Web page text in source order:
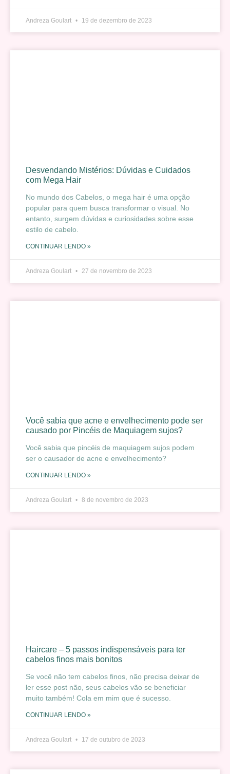
Andreza Goulart 19 de dezembro de 2023
Desvendando Mistérios: Dúvidas e Cuidados
com Mega Hair
No mundo dos Cabelos, o mega hair é uma opção
popular para quem busca transformar o visual. No
entanto, surgem dúvidas e curiosidades sobre esse
estilo de cabelo.
CONTINUAR LENDO »
Andreza Goulart 27 de novembro de 2023
Você sabia que acne e envelhecimento pode ser
causado por Pincéis de Maquiagem sujos?
Você sabia que pincéis de maquiagem sujos podem
ser o causador de acne e envelhecimento?
CONTINUAR LENDO »
Andreza Goulart 8 de novembro de 2023
Haircare – 5 passos indispensáveis para ter
cabelos finos mais bonitos
Se você não tem cabelos finos, não precisa deixar de
ler esse post não, seus cabelos vão se beneficiar
muito também! Cola em mim que é sucesso.
CONTINUAR LENDO »
Andreza Goulart 17 de outubro de 2023